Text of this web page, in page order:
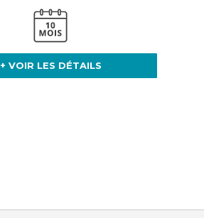
+ VOIR LES DÉTAILS